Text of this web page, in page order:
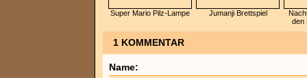
Super Mario Pilz-Lampe Jumanji Brettspiel
den
1 KOMMENTAR
Name: